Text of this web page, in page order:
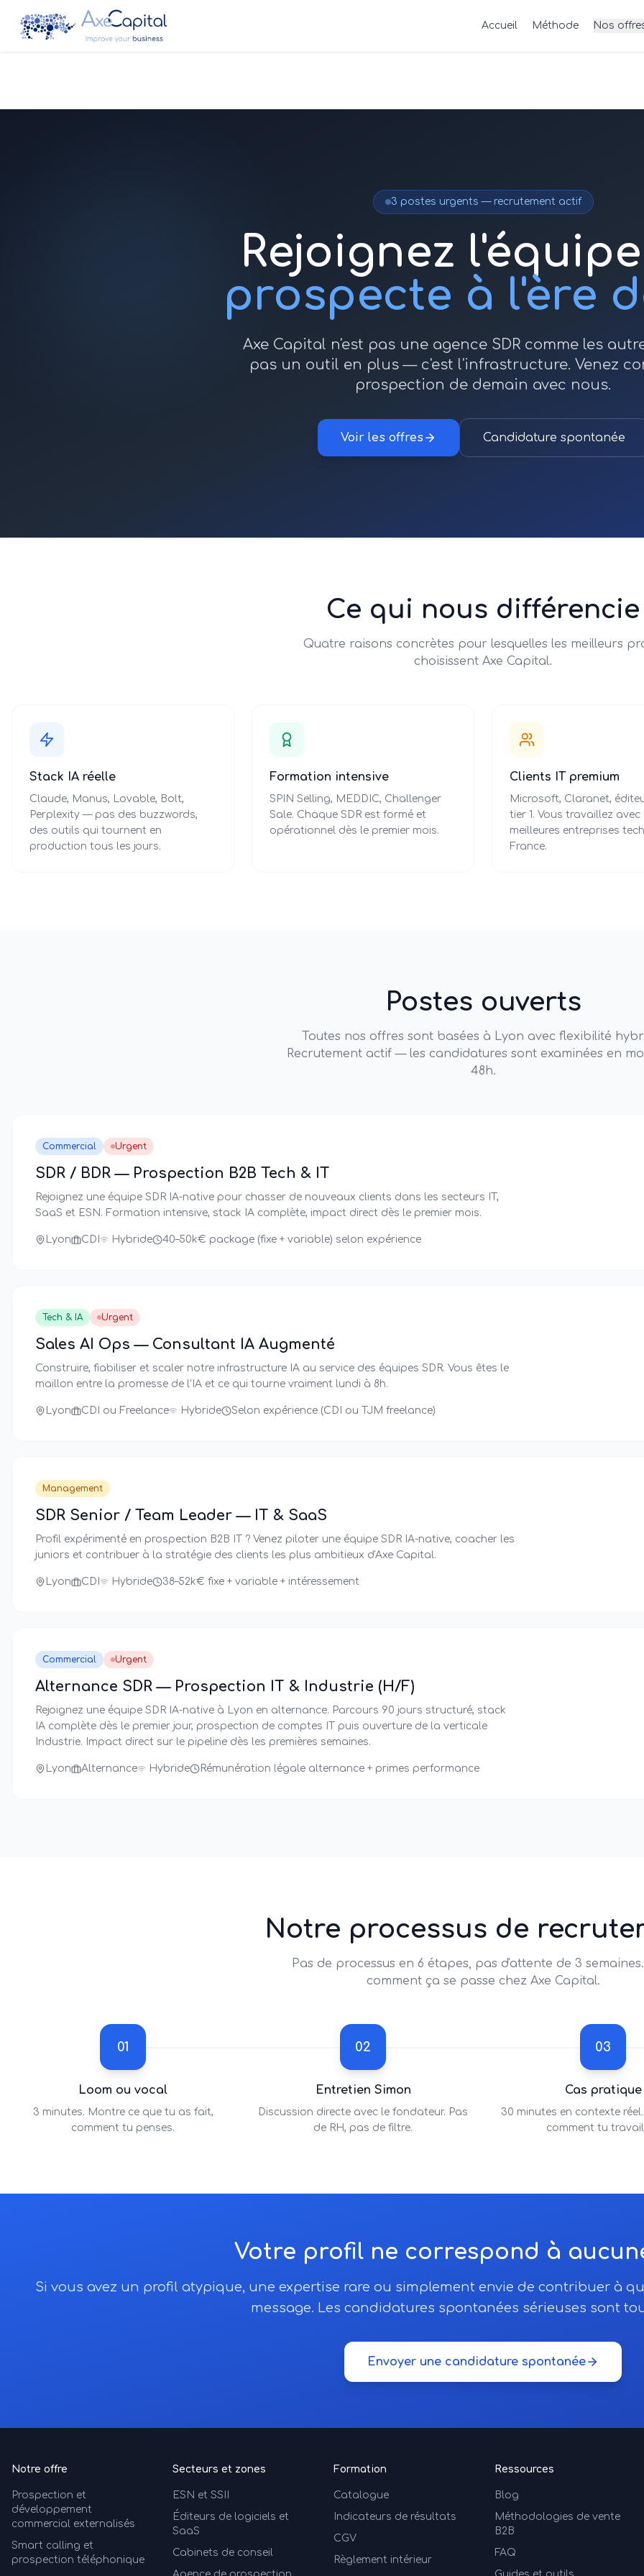
Accueil Méthode Nos
3 postes urgents — recrutement actif
Rejoignez
prospecte à l'ère
Axe Capital n'est pas une agence SDR comme les
pas un outil en plus — c'est l'infrastructure. Venez
prospection de demain avec nous.
Voir les offres Candidature spontanée
Ce qui nous différencie
Quatre raisons concrètes pour lesquelles les meilleurs
choisissent Axe Capital.
Stack IA réelle
Claude, Manus, Lovable, Bolt,
Perplexity — pas des buzzwords,
des outils qui tournent en
production tous les jours.
Formation intensive
SPIN Selling, MEDDIC, Challenger
Sale. Chaque SDR est formé et
opérationnel dès le premier mois.
Clients IT premium
Microsoft, Claranet,
tier 1. Vous travaillez avec
meilleures entreprises
France.
Postes ouverts
Toutes nos offres sont basées à Lyon avec flexibilité
Recrutement actif — les candidatures sont examinées en
48h.
Commercial Urgent
SDR / BDR — Prospection B2B Tech & IT
Rejoignez une équipe SDR IA-native pour chasser de nouveaux clients dans les secteurs IT,
SaaS et ESN. Formation intensive, stack IA complète, impact direct dès le premier mois.
Lyon CDI Hybride 40–50k€ package (fixe + variable) selon expérience
Tech & IA Urgent
Sales AI Ops — Consultant IA Augmenté
Construire, fiabiliser et scaler notre infrastructure IA au service des équipes SDR. Vous êtes le
maillon entre la promesse de l'IA et ce qui tourne vraiment lundi à 8h.
Lyon CDI ou Freelance Hybride Selon expérience (CDI ou TJM freelance)
Management
SDR Senior / Team Leader — IT & SaaS
Profil expérimenté en prospection B2B IT ? Venez piloter une équipe SDR IA-native, coacher les
juniors et contribuer à la stratégie des clients les plus ambitieux d'Axe Capital.
Lyon CDI Hybride 38–52k€ fixe + variable + intéressement
Commercial Urgent
Alternance SDR — Prospection IT & Industrie (H/F)
Rejoignez une équipe SDR IA-native à Lyon en alternance. Parcours 90 jours structuré, stack
IA complète dès le premier jour, prospection de comptes IT puis ouverture de la verticale
Industrie. Impact direct sur le pipeline dès les premières semaines.
Lyon Alternance Hybride Rémunération légale alternance + primes performance
Notre processus de
Pas de processus en 6 étapes, pas d'attente de 3
comment ça se passe chez Axe Capital.
01
Loom ou vocal
3 minutes. Montre ce que tu as fait,
comment tu penses.
02
Entretien Simon
Discussion directe avec le fondateur. Pas
de RH, pas de filtre.
03
Cas pratique
30 minutes en contexte
comment tu
Votre profil ne correspond à
Si vous avez un profil atypique, une expertise rare ou simplement envie de contribuer à
message. Les candidatures spontanées sérieuses sont
Envoyer une candidature spontanée
Notre offre
Prospection et
développement
commercial externalisés
Smart calling et
prospection téléphonique
Secteurs et zones
ESN et SSII
Éditeurs de logiciels et
SaaS
Cabinets de conseil
Formation
Catalogue
Indicateurs de résultats
CGV
Règlement intérieur
Ressources
Blog
Méthodologies de vente
B2B
FAQ